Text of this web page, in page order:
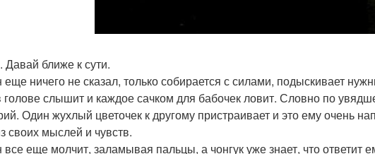
Давай ближе к сути.
ничего не сказал, только собирается с силами, подыскивает
голове слышит и каждое сачком для бабочек ловит. Словно по
Один жухлый цветочек к другому пристраивает и это ему очень
своих мыслей и чувств.
еще молчит, заламывая пальцы, а чонгук уже знает, что ответит